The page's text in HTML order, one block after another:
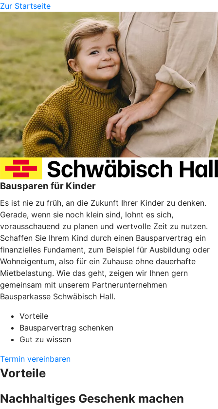
Zur Startseite
Bausparen für Kinder
Es ist nie zu früh, an die Zukunft Ihrer Kinder zu denken.
Gerade, wenn sie noch klein sind, lohnt es sich,
vorausschauend zu planen und wertvolle Zeit zu nutzen.
Schaffen Sie Ihrem Kind durch einen Bausparvertrag ein
finanzielles Fundament, zum Beispiel für Ausbildung oder
Wohneigentum, also für ein Zuhause ohne dauerhafte
Mietbelastung. Wie das geht, zeigen wir Ihnen gern
gemeinsam mit unserem Partnerunternehmen
Bausparkasse Schwäbisch Hall.
Vorteile
Bausparvertrag schenken
Gut zu wissen
Termin vereinbaren
Vorteile
Nachhaltiges Geschenk machen